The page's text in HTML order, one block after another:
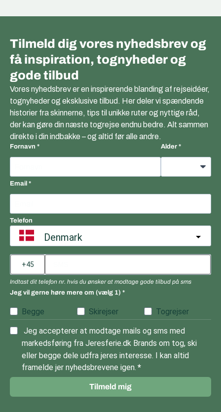
Tilmeld dig vores nyhedsbrev og
få inspiration, tognyheder og
gode tilbud
Vores nyhedsbrev er en inspirerende blanding af rejseidéer,
tognyheder og eksklusive tilbud. Her deler vi spændende
historier fra skinnerne, tips til unikke ruter og nyttige råd,
der kan gøre din næste togrejse endnu bedre. Alt sammen
direkte i din indbakke – og altid før alle andre.
Fornavn Alder
Email
Telefon
Denmark
Indtast dit telefon nr. hvis du ønsker at modtage gode tilbud på sms
Jeg vil gerne høre mere om (vælg 1)
Begge Skirejser Togrejser
Jeg accepterer at modtage mails og sms med
markedsføring fra Jeresferie.dk Brands om tog, ski
eller begge dele udfra jeres interesse. I kan altid
framelde jer nyhedsbrevene igen.
Tilmeld mig